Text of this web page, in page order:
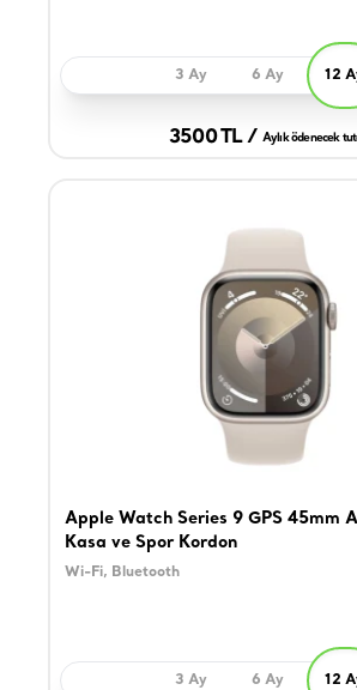
3 Ay 6 Ay 12
3500 TL / Aylık ödenecek
Apple Watch Series 9 GPS 45mm
Kasa ve Spor Kordon
Wi-Fi, Bluetooth
3 Ay 6 Ay 12